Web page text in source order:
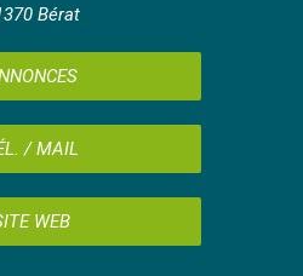
Bérat
/ MAIL
WEB